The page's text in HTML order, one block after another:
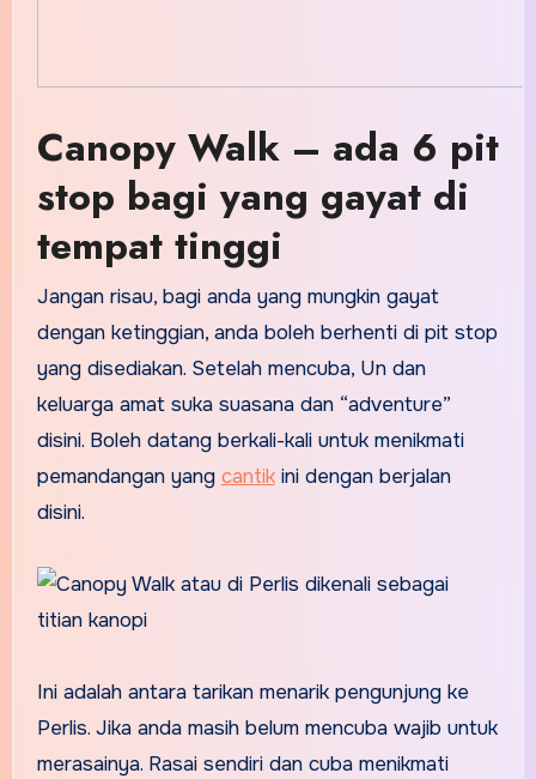
Canopy Walk – ada 6 pit
stop bagi yang gayat di
tempat tinggi
Jangan risau, bagi anda yang mungkin gayat
dengan ketinggian, anda boleh berhenti di pit stop
yang disediakan. Setelah mencuba, Un dan
keluarga amat suka suasana dan “adventure”
disini. Boleh datang berkali-kali untuk menikmati
pemandangan yang cantikini dengan berjalan
disini.
Ini adalah antara tarikan menarik pengunjung ke
Perlis. Jika anda masih belum mencuba wajib untuk
merasainya. Rasai sendiri dan cuba menikmati